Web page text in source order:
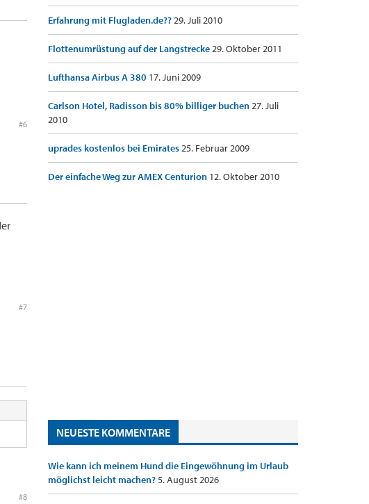
#6
#7
#8
Erfahrung mit Flugladen.de??29. Juli 2010
Flottenumrüstung auf der Langstrecke29. Oktober 2011
Lufthansa Airbus A 380 17. Juni 2009
Carlson Hotel, Radisson bis 80% billiger buchen27. Juli
2010
uprades kostenlos bei Emirates25. Februar 2009
Der einfache Weg zur AMEX Centurion 12. Oktober 2010
NEUESTE KOMMENTARE
Wie kann ich meinem Hund die Eingewöhnung im Urlaub
möglichst leicht machen?5. August 2026